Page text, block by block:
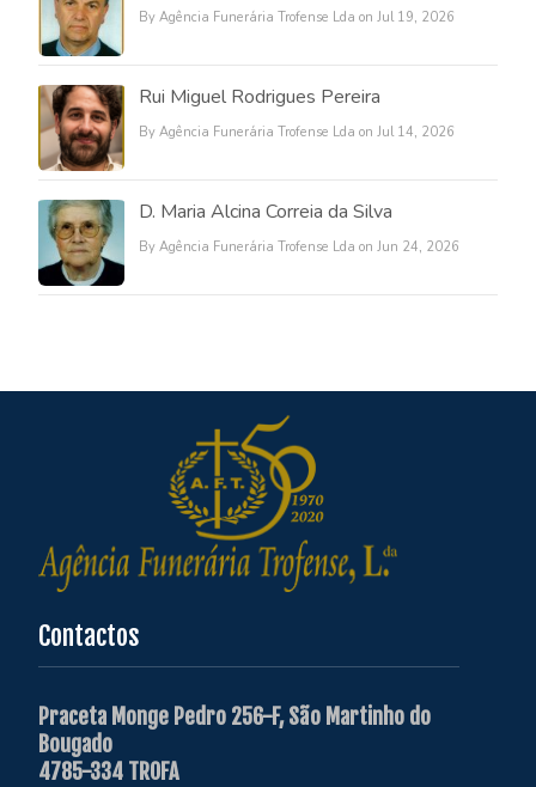
By Agência Funerária Trofense Lda on Jul 19, 2026
Rui Miguel Rodrigues Pereira
By Agência Funerária Trofense Lda on Jul 14, 2026
D. Maria Alcina Correia da Silva
By Agência Funerária Trofense Lda on Jun 24, 2026
Contactos
Praceta Monge Pedro 256-F, São Martinho do
Bougado
4785-334 TROFA